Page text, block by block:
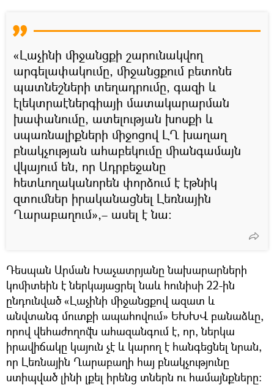
«Լաչինի միջանցքի շարունակվող
արգելափակումը, միջանցքում բետոնե
պատնեշների տեղադրումը, գազի և
էլեկտրաէներգիայի մատակարարման
խափանումը, ատելության խոսքի և
սպառնալիքների միջոցով ԼՂ խաղաղ
բնակչության ահաբեկումը միանգամայն
վկայում են, որ Ադրբեջանը
հետևողականորեն փորձում է էթնիկ
զտումներ իրականացնել Լեռնային
Ղարաբաղում»,– ասել է նա։
Դեսպան Արման Խաչատրյանը նախարարների
կոմիտեին է ներկայացրել նաև հունիսի 22-ին
ընդունված «Լաչինի միջանցքով ազատ և
անվտանգ մուտքի ապահովում» ԵԽԽՎ բանաձևը,
որով վեհաժողովն ահազանգում է, որ, ներկա
իրավիճակը կայուն չէ և կարող է հանգեցնել նրան,
որ Լեռնային Ղարաբաղի հայ բնակչությունը
ստիպված լինի լքել իրենց տներն ու համայնքները։